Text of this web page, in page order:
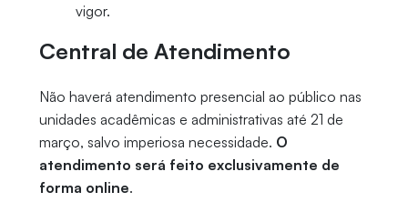
vigor.
Central de Atendimento
Não haverá atendimento presencial ao público nas
unidades acadêmicas e administrativas até 21 de
março, salvo imperiosa necessidade. O
atendimento será feito exclusivamente de
forma online.